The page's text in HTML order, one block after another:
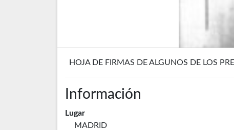
HOJA DE FIRMAS DE ALGUNOS DE LOS
Información
Lugar
MADRID